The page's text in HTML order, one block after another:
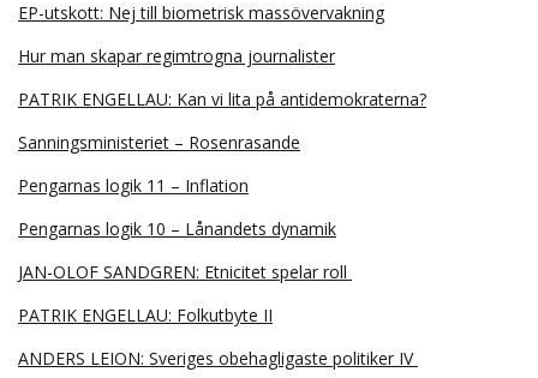
EP-utskott: Nej till biometrisk massövervakning
Hur man skapar regimtrogna journalister
PATRIK ENGELLAU: Kan vi lita på antidemokraterna?
Sanningsministeriet – Rosenrasande
Pengarnas logik 11 – Inflation
Pengarnas logik 10 – Lånandets dynamik
JAN-OLOF SANDGREN: Etnicitet spelar roll
PATRIK ENGELLAU: Folkutbyte II
ANDERS LEION: Sveriges obehagligaste politiker IV